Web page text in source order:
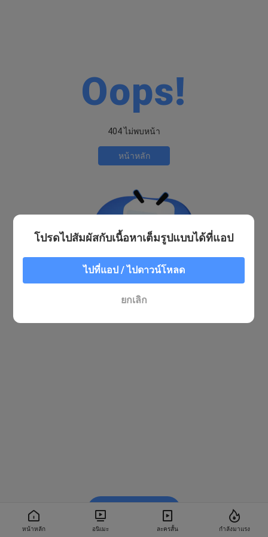
หน้าหลัก อนิเมะ ละครสั้น กำลังมาแรง
Oops!
404 ไม่พบหน้า
หน้าหลัก
โปรดไปสัมผัสกับเนื้อหาเต็มรูปแบบได้ที่แอป
ไปที่แอป / ไปดาวน์โหลด
ยกเลิก
รับชมใน BiliBili